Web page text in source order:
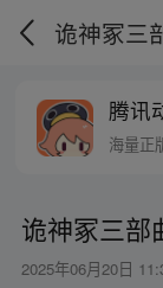
腾讯
海量正
诡神冢三部
2025年06月20日